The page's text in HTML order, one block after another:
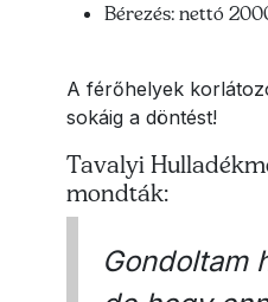
Bérezés: nettó
A férőhelyek
sokáig a döntést!
Tavalyi
mondták:
Gondoltam